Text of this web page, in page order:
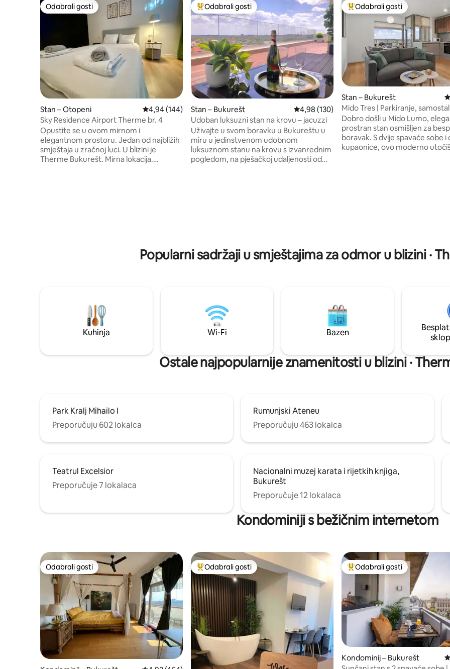
Odabrali gosti
Odabrali gosti
Stan – Otopeni Prosječna ocjena: 4,94/5, recenzija: 144
4,94 (144)
Sky Residence Airport Therme br. 4
Opustite se u ovom mirnom i
elegantnom prostoru. Jedan od najbližih
smještaja u zračnoj luci. U blizini je
Therme Bukurešt. Mirna lokacija.
Među najviše rangiranima s oznakom „Odabrali gosti”
Odabrali gosti
Stan – Bukurešt Prosječna ocjena: 4,98/5, recenzija: 130
4,98 (130)
Udoban luksuzni stan na krovu – jacuzzi
Uživajte u svom boravku u Bukureštu u
miru u jedinstvenom udobnom
luksuznom stanu na krovu s izvanrednim
pogledom, na pješačkoj udaljenosti od
bez podnih neightboorsa.
Među najviše rangiranima s
Odabrali gosti
Stan – Bukurešt
Mido Tres | Parkiranje,
dolazak, osiguranje 0 - 24
Dobro došli u Mido Lumo,
prostran stan osmišljen za
boravak. S dvije spavaće sobe i
kupaonice, ovo moderno
Popularni sadržaji u smještajima za odmor u blizini ·
Kuhinja Wi-Fi Bazen
Ostale najpopularnije znamenitosti u blizini ·
Park Kralj Mihailo I
Preporučuju 602 lokalca
Rumunjski Ateneu
Preporučuju 463 lokalca
Teatrul Excelsior
Preporučuje 7 lokalaca
Nacionalni muzej karata i rijetkih knjiga,
Bukurešt
Preporučuje 12 lokalaca
Kondominiji s bežičnim internetom
Odabrali gosti
Odabrali gosti Među najviše rangiranima s oznakom „Odabrali gosti”
Odabrali gosti Među najviše rangiranima s
Odabrali gosti
Kondominij – Bukurešt